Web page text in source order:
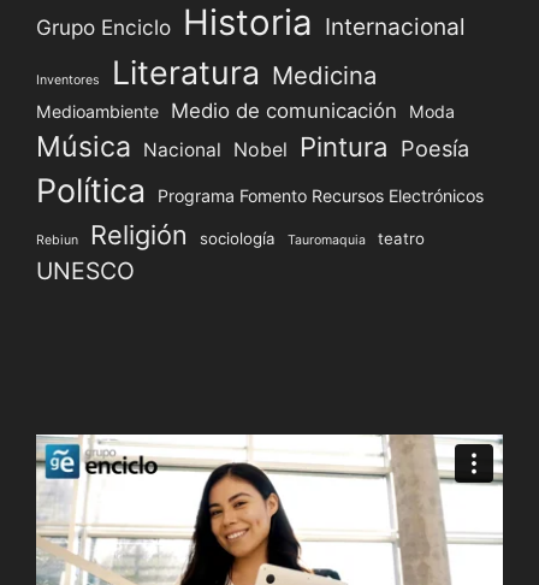
Grupo Enciclo Historia Internacional
Inventores Literatura Medicina
Medioambiente Medio de comunicación Moda
Música Nacional Nobel Pintura Poesía
Política Programa Fomento Recursos Electrónicos
Rebiun Religión sociología Tauromaquia teatro
UNESCO